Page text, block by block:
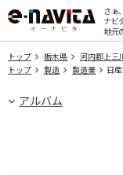
さぁ
ナビ
地元
トップ 栃木県 河内郡上三
トップ
製造 製造業 日
アルバム